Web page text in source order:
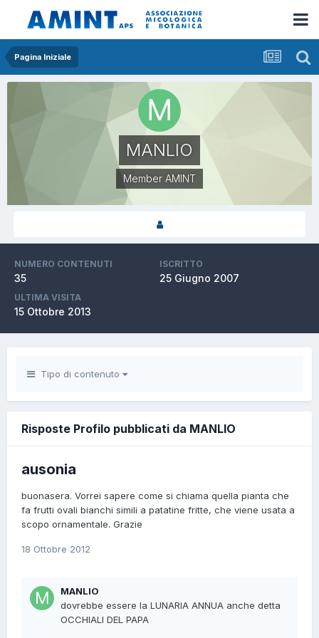
Pagina Iniziale
MANLIO
Member AMINT
NUMERO CONTENUTI
35
ISCRITTO
25 Giugno 2007
ULTIMA VISITA
15 Ottobre 2013
Tipo di contenuto
Risposte Profilo pubblicati da MANLIO
ausonia
buonasera. Vorrei sapere come si chiama quella pianta che
fa frutti ovali bianchi simili a patatine fritte, che viene usata a
scopo ornamentale. Grazie
18 Ottobre 2012
MANLIO
dovrebbe essere la LUNARIA ANNUA anche detta
OCCHIALI DEL PAPA